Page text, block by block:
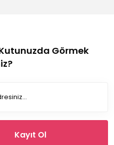
Görmek
Kayıt Ol